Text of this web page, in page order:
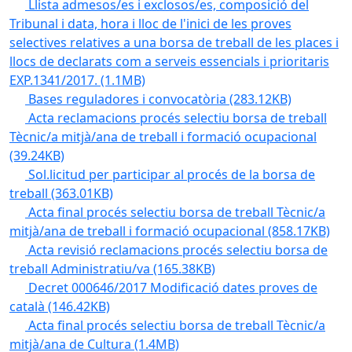
Llista admesos/es i exclosos/es, composició del
Tribunal i data, hora i lloc de l'inici de les proves
selectives relatives a una borsa de treball de les places i
llocs de declarats com a serveis essencials i prioritaris
EXP.1341/2017. (1.1MB)
Bases reguladores i convocatòria (283.12KB)
Acta reclamacions procés selectiu borsa de treball
Tècnic/a mitjà/ana de treball i formació ocupacional
(39.24KB)
Sol.licitud per participar al procés de la borsa de
treball (363.01KB)
Acta final procés selectiu borsa de treball Tècnic/a
mitjà/ana de treball i formació ocupacional (858.17KB)
Acta revisió reclamacions procés selectiu borsa de
treball Administratiu/va (165.38KB)
Decret 000646/2017 Modificació dates proves de
català (146.42KB)
Acta final procés selectiu borsa de treball Tècnic/a
mitjà/ana de Cultura (1.4MB)